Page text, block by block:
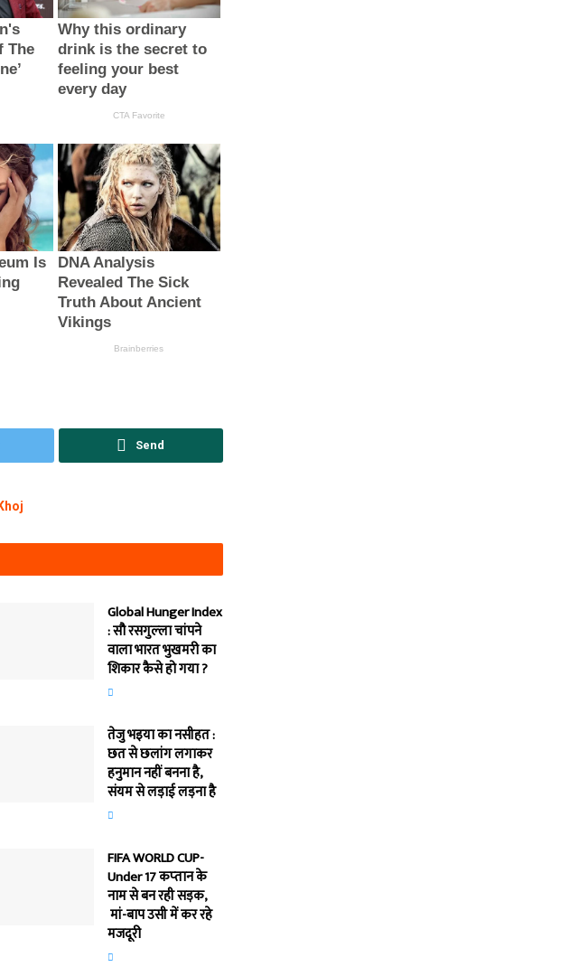
Send
Global Hunger Index
: सौ रसगुल्‍ला चांपने
वाला भारत भुखमरी का
शिकार कैसे हो गया ?
तेजु भइया का नसीहत :
छत से छलांग लगाकर
हनुमान नहीं बनना है,
संयम से लड़ाई लड़ना है
FIFA WORLD CUP-
Under 17 कप्‍तान के
नाम से बन रही सड़क,
मां-बाप उसी में कर रहे
मजदूरी